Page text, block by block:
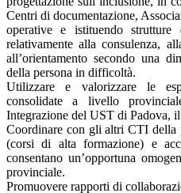
Centri di documentazione,
operative e istituendo
relativamente alla consulenza,
all’orientamento secondo una
della persona in difficoltà.
Utilizzare e valorizzare le
consolidate a livello
Integrazione del UST di Padova,
Coordinare con gli altri CTI
(corsi di alta formazione) e
consentano un’opportuna
provinciale.
Promuovere rapporti di